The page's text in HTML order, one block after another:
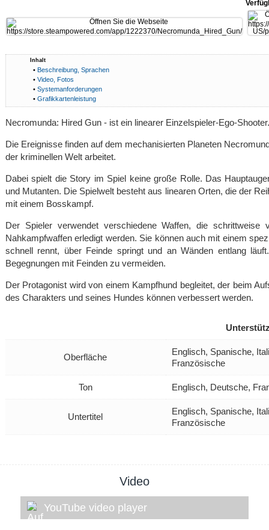
Inhalt
• Beschreibung, Sprachen
• Video, Fotos
• Systemanforderungen
• Grafikkartenleistung
Necromunda: Hired Gun - ist ein linearer Einzelspieler-Ego-Shooter.
Die Ereignisse finden auf dem mechanisierten Planeten
der kriminellen Welt arbeitet.
Dabei spielt die Story im Spiel keine große Rolle. Das
und Mutanten. Die Spielwelt besteht aus linearen Orten, die der
mit einem Bosskampf.
Der Spieler verwendet verschiedene Waffen, die
Nahkampfwaffen erledigt werden. Sie können auch mit einem
schnell rennt, über Feinde springt und an Wänden entlang
Begegnungen mit Feinden zu vermeiden.
Der Protagonist wird von einem Kampfhund begleitet, der beim
des Charakters und seines Hundes können verbessert werden.
Oberfläche
Englisch, Spanische,
Französische
Ton Englisch, Deutsche,
Untertitel
Englisch, Spanische,
Französische
Video
YouTube video player